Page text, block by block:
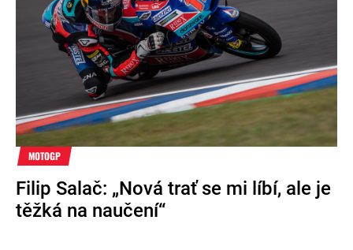
MOTOGP
Filip Salač: „Nová trať se mi líbí, ale je
těžká na naučení“